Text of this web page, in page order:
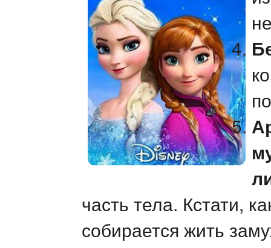
А
часть тела. Кстати,
собирается жить